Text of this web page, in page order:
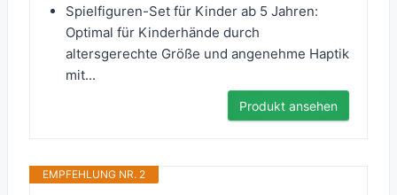
Spielfiguren-Set für Kinder ab 5 Jahren:
Optimal für Kinderhände durch
altersgerechte Größe und angenehme Haptik
mit...
Produkt ansehen
EMPFEHLUNG NR. 2